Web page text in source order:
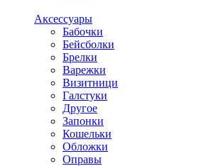
Аксессуары
Бабочки
Бейсболки
Брелки
Варежки
Визитници
Галстуки
Другое
Запонки
Кошельки
Обложки
Оправы